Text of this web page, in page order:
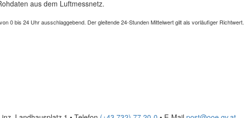
aus dem Luftmessnetz.
0 bis 24 Uhr ausschlaggebend. Der gleitende 24-Stunden Mittelwert gilt als vorläufiger Richtwert.